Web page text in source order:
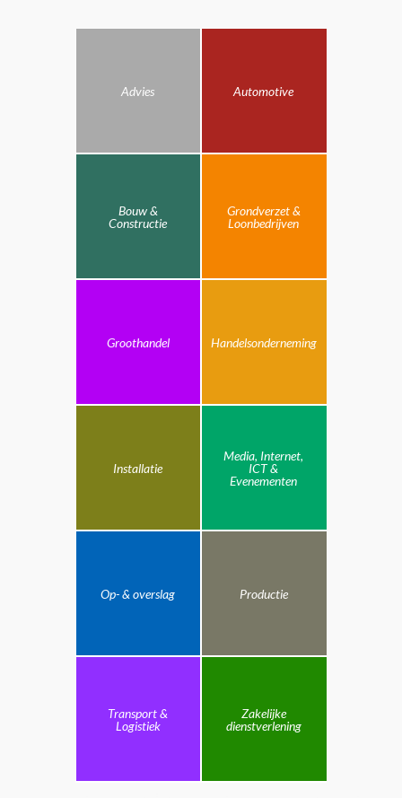
Advies Automotive
Bouw &
Constructie
Grondverzet &
Loonbedrijven
Groothandel Handelsonderneming
Installatie
Media, Internet,
ICT &
Evenementen
Op- & overslag Productie
Transport &
Logistiek
Zakelijke
dienstverlening